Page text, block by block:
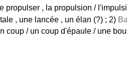
propulser , la propulsion /
, une lancée , un élan (?) ; 2)
coup / un coup d'épaule / une